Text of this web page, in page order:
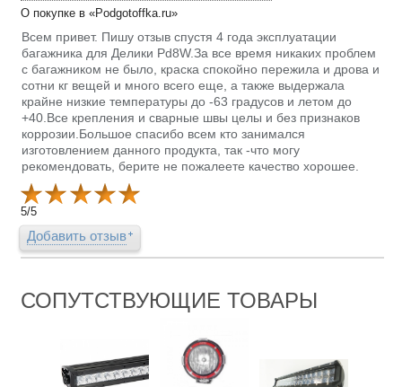
О покупке в «Podgotoffka.ru»
Всем привет. Пишу отзыв спустя 4 года эксплуатации
багажника для Делики Pd8W.За все время никаких проблем
с багажником не было, краска спокойно пережила и дрова и
сотни кг вещей и много всего еще, а также выдержала
крайне низкие температуры до -63 градусов и летом до
+40.Все крепления и сварные швы целы и без признаков
коррозии.Большое спасибо всем кто занимался
изготовлением данного продукта, так -что могу
рекомендовать, берите не пожалеете качество хорошее.
5/5
Добавить отзыв
СОПУТСТВУЮЩИЕ ТОВАРЫ